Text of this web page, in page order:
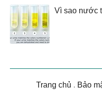
Vì sao nước
Trang chủ . Bảo